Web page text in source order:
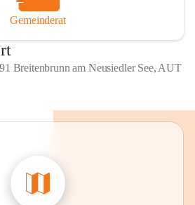
Gemeinderat
Breitenbrunn am Neusiedler See, AUT